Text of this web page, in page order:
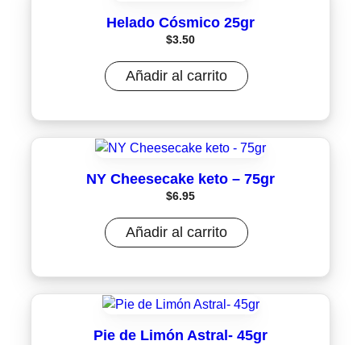
Helado Cósmico 25gr
$3.50
Añadir al carrito
NY Cheesecake keto – 75gr
$6.95
Añadir al carrito
Pie de Limón Astral- 45gr